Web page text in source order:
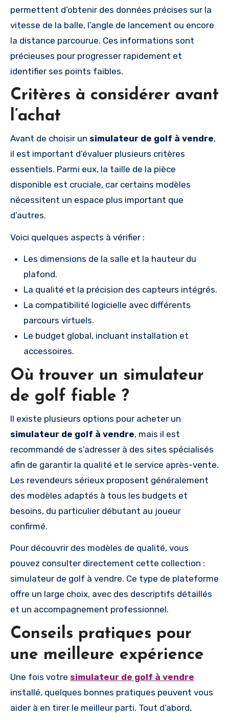
permettent d’obtenir des données précises sur la
vitesse de la balle, l’angle de lancement ou encore
la distance parcourue. Ces informations sont
précieuses pour progresser rapidement et
identifier ses points faibles.
Critères à considérer avant
l’achat
Avant de choisir un simulateur de golf à vendre,
il est important d’évaluer plusieurs critères
essentiels. Parmi eux, la taille de la pièce
disponible est cruciale, car certains modèles
nécessitent un espace plus important que
d’autres.
Voici quelques aspects à vérifier :
Les dimensions de la salle et la hauteur du
plafond.
La qualité et la précision des capteurs intégrés.
La compatibilité logicielle avec différents
parcours virtuels.
Le budget global, incluant installation et
accessoires.
Où trouver un simulateur
de golf fiable ?
Il existe plusieurs options pour acheter un
simulateur de golf à vendre, mais il est
recommandé de s’adresser à des sites spécialisés
afin de garantir la qualité et le service après-vente.
Les revendeurs sérieux proposent généralement
des modèles adaptés à tous les budgets et
besoins, du particulier débutant au joueur
confirmé.
Pour découvrir des modèles de qualité, vous
pouvez consulter directement cette collection :
simulateur de golf à vendre. Ce type de plateforme
offre un large choix, avec des descriptifs détaillés
et un accompagnement professionnel.
Conseils pratiques pour
une meilleure expérience
Une fois votre simulateur de golf à vendre
installé, quelques bonnes pratiques peuvent vous
aider à en tirer le meilleur parti. Tout d’abord,